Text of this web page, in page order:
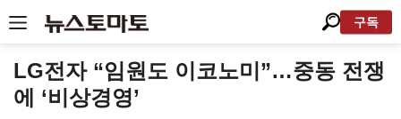
구독
LG전자 “임원도 이코노미”…중동 전쟁
에 ‘비상경영’